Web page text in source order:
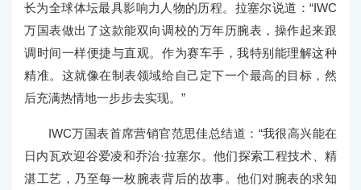
长为全球体坛最具影响力人物的历程。拉塞尔说道：“IWC
万国表做出了这款能双向调校的万年历腕表，操作起来跟
调时间一样便捷与直观。作为赛车手，我特别能理解这种
精准。这就像在制表领域给自己定下一个最高的目标，然
后充满热情地一步步去实现。”
IWC万国表首席营销官范思佳总结道：“我很高兴能在
日内瓦欢迎谷爱凌和乔治·拉塞尔。他们探索工程技术、精
湛工艺，乃至每一枚腕表背后的故事。他们对腕表的求知